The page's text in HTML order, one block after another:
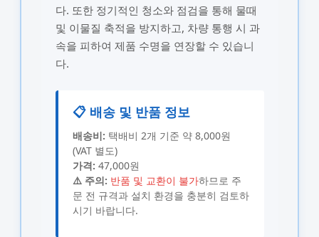
다. 또한 정기적인 청소와 점검을 통해 물때
및 이물질 축적을 방지하고, 차량 통행 시 과
속을 피하여 제품 수명을 연장할 수 있습니
다.
📋 배송 및 반품 정보
배송비: 택배비 2개 기준 약 8,000원
(VAT 별도)
가격: 47,000원
⚠️ 주의: 반품 및 교환이 불가하므로 주
문 전 규격과 설치 환경을 충분히 검토하
시기 바랍니다.